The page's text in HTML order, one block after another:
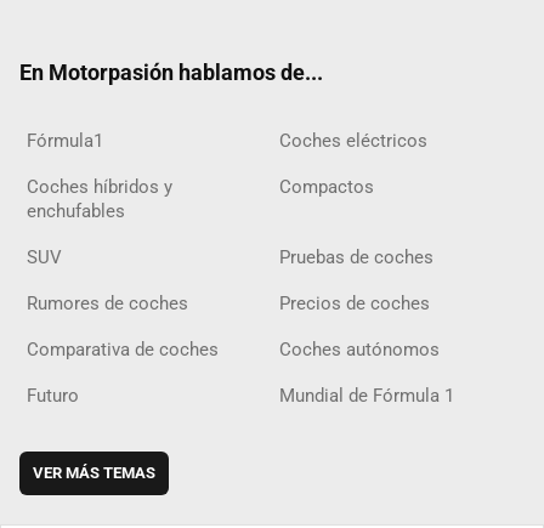
En Motorpasión hablamos de...
Fórmula1 Coches eléctricos
Coches híbridos y
enchufables
Compactos
SUV Pruebas de coches
Rumores de coches Precios de coches
Comparativa de coches Coches autónomos
Futuro Mundial de Fórmula 1
VER MÁS TEMAS